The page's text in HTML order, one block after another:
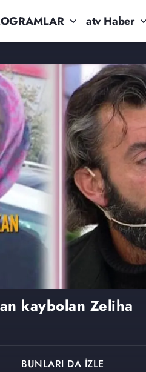
atv Haber
kaybolan Zeliha
BUNLARI DA İZLE